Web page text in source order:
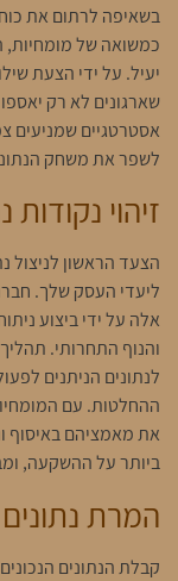
בשאיפה לרתום את
כמשואה של מומחיות,
שארגונים לא רק
אסטרטגיים שמניעים
לשפר את משחק
זיהוי נקודות
הצעד הראשון לניצול
ליעדי העסק שלך.
אלה על ידי ביצוע
והנוף התחרותי.
לנתונים הניתנים
ההחלטות. עם
את מאמציהם באיסוף
ביותר על ההשקעה,
המרת
קבלת הנתונים